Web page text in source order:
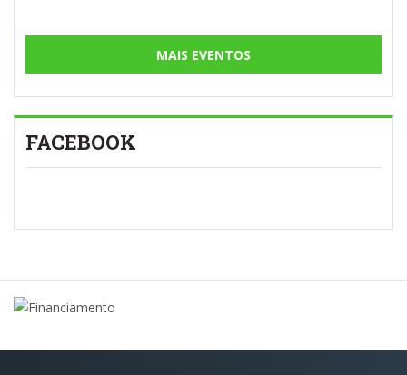
MAIS EVENTOS
FACEBOOK